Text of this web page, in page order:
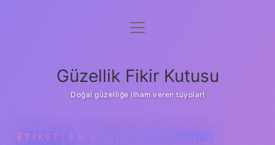
Anasayfa
Yasal Uyarı
menüyü
Güzellik Fikir Kutusu
Doğal güzelliğe ilham veren tüyolar!
ETIKET: EN ETKILI AĞRI KESICI